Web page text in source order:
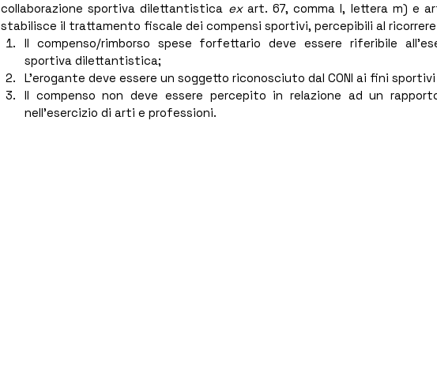
collaborazione sportiva dilettantistica ex art. 67, comma l, lettera m) e
stabilisce il trattamento fiscale dei compensi sportivi, percepibili al
Il compenso/rimborso spese forfettario deve essere riferibile
sportiva dilettantistica;
L’erogante deve essere un soggetto riconosciuto dal CONI ai fini
Il compenso non deve essere percepito in relazione ad un
nell’esercizio di arti e professioni.